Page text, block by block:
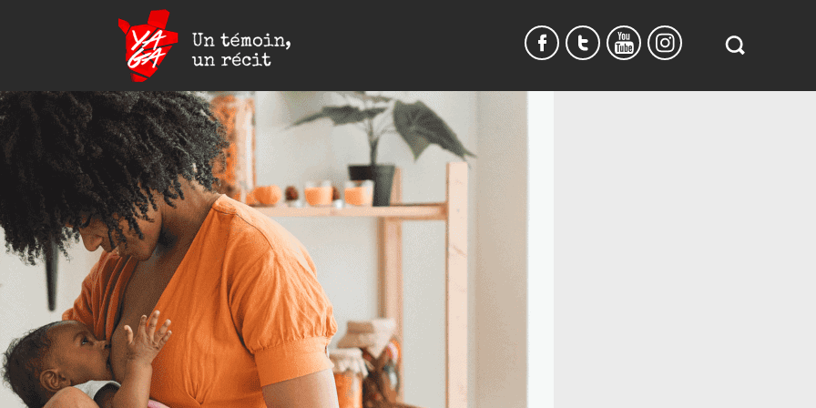
Yaga
Burundi
Search